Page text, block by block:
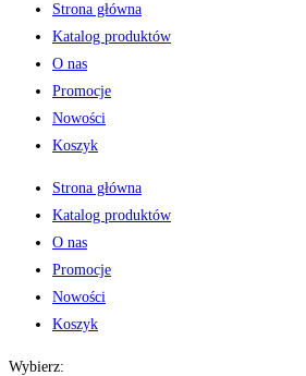
Strona główna
Katalog produktów
O nas
Promocje
Nowości
Koszyk
Strona główna
Katalog produktów
O nas
Promocje
Nowości
Koszyk
Wybierz: